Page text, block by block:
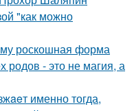
"как можно
роскошная форма
родов - это не магия, а
именно тогда,